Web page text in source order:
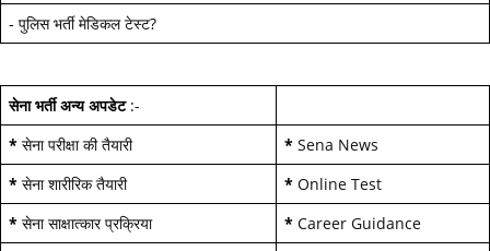
- पुलिस भर्ती मेडिकल टेस्ट?
सेना भर्ती अन्य अपडेट:-
* सेना परीक्षा की तैयारी * Sena News
* सेना शारीरिक तैयारी * Online Test
* सेना साक्षात्कार प्रक्रिया * Career Guidance